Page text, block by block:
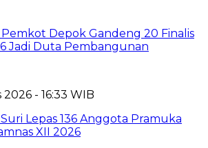
Pemkot Depok Gandeng 20 Finalis
Jadi Duta Pembangunan
- 16:33 WIB
Lepas 136 Anggota Pramuka
XII 2026